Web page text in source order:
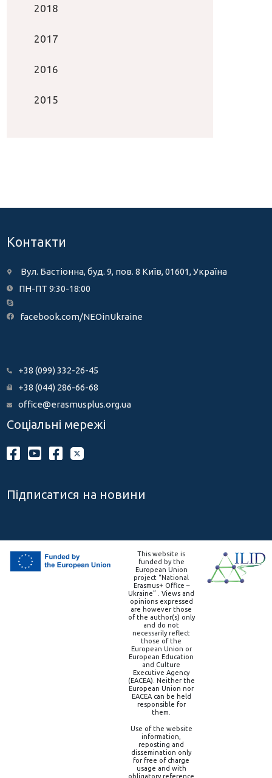
2018
2017
2016
2015
Контакти
Вул. Бастіонна, буд. 9, пов. 8 Київ, 01601, Україна
ПН-ПТ 9:30-18:00
facebook.com/NEOinUkraine
+38 (099) 332-26-45
+38 (044) 286-66-68
office@erasmusplus.org.ua
Соціальні мережі
Підписатися на новини
This website is
funded by the
European Union
project “National
Erasmus+ Office –
Ukraine” . Views and
opinions expressed
are however those
of the author(s) only
and do not
necessarily reflect
those of the
European Union or
European Education
and Culture
Executive Agency
(EACEA). Neither the
European Union nor
EACEA can be held
responsible for
them.
Use of the website
information,
reposting and
dissemination only
for free of charge
usage and with
obligatory reference